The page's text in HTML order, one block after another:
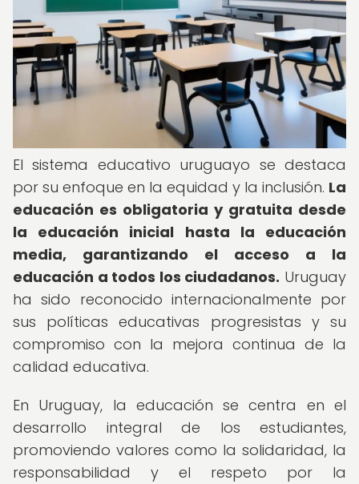
El sistema educativo uruguayo se destaca
por su enfoque en la equidad y la inclusión. La
educación es obligatoria y gratuita desde
la educación inicial hasta la educación
media, garantizando el acceso a la
educación a todos los ciudadanos. Uruguay
ha sido reconocido internacionalmente por
sus políticas educativas progresistas y su
compromiso con la mejora continua de la
calidad educativa.
En Uruguay, la educación se centra en el
desarrollo integral de los estudiantes,
promoviendo valores como la solidaridad, la
responsabilidad y el respeto por la